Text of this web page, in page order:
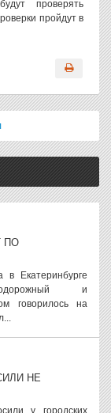
проверять
пройдут в
ПО
в Екатеринбурге
и
говорилось на
НЕ
у городских